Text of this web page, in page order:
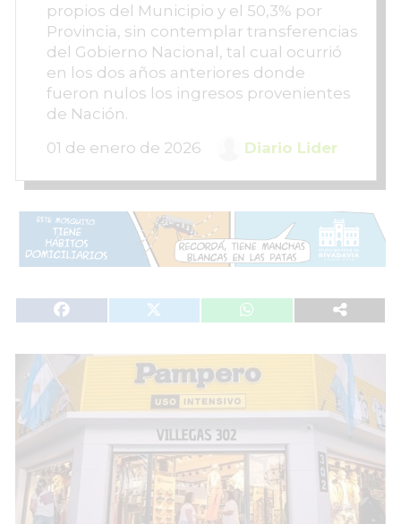
propios del Municipio y el 50,3% por
Provincia, sin contemplar transferencias
del Gobierno Nacional, tal cual ocurrió
en los dos años anteriores donde
fueron nulos los ingresos provenientes
de Nación.
01 de enero de 2026
Diario Lider